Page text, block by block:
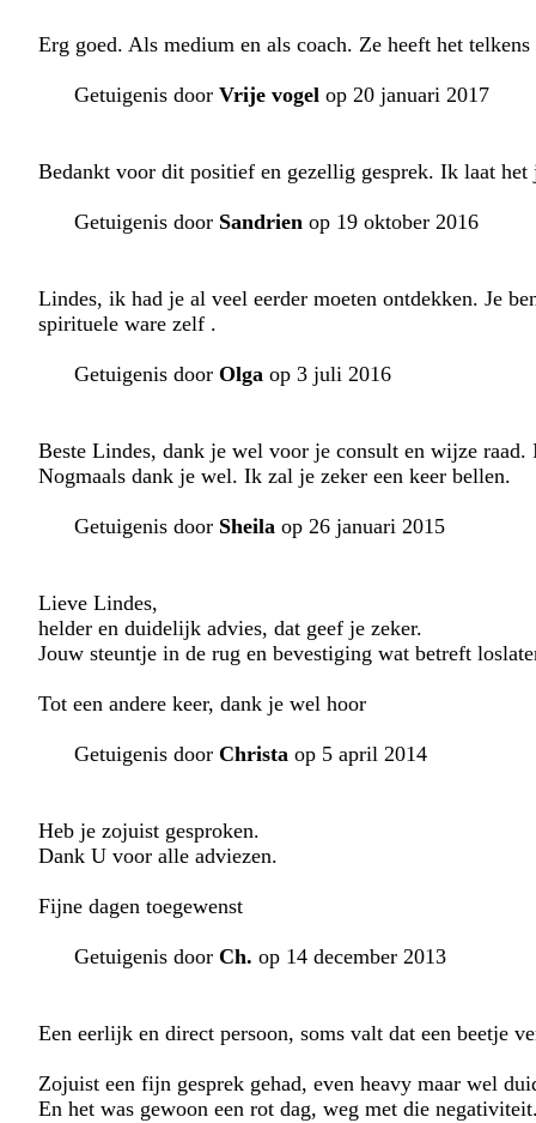
Erg goed. Als medium en als coach. Ze heeft het
Getuigenis door Vrije vogel op 20 januari 2017
Bedankt voor dit positief en gezellig gesprek. Ik laat
Getuigenis door Sandrien op 19 oktober 2016
Lindes, ik had je al veel eerder moeten ontdekken. Je
spirituele ware zelf .
Getuigenis door Olga op 3 juli 2016
Beste Lindes, dank je wel voor je consult en wijze
Nogmaals dank je wel. Ik zal je zeker een keer bellen.
Getuigenis door Sheila op 26 januari 2015
Lieve Lindes,
helder en duidelijk advies, dat geef je zeker.
Jouw steuntje in de rug en bevestiging wat betreft
Tot een andere keer, dank je wel hoor
Getuigenis door Christa op 5 april 2014
Heb je zojuist gesproken.
Dank U voor alle adviezen.
Fijne dagen toegewenst
Getuigenis door Ch. op 14 december 2013
Een eerlijk en direct persoon, soms valt dat een beetje
Zojuist een fijn gesprek gehad, even heavy maar wel
En het was gewoon een rot dag, weg met die